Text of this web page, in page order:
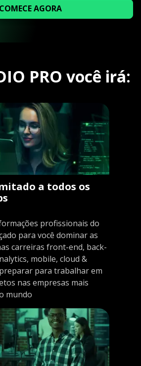
COMECE AGORA
PRO você irá:
a todos os
profissionais do
para você dominar as
carreiras front-end, back-
mobile, cloud &
para trabalhar em
nas empresas mais
mundo